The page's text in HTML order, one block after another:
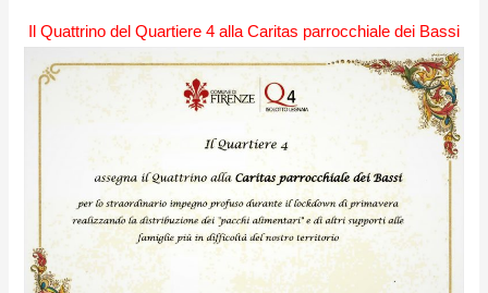
Il Quattrino del Quartiere 4 alla Caritas parrocchiale dei Bassi